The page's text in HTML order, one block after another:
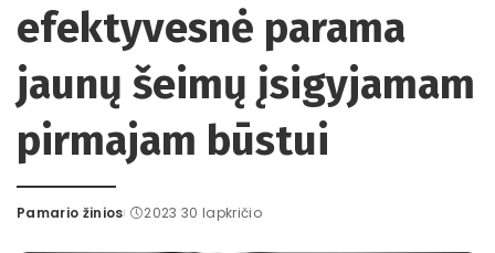
efektyvesnė parama
jaunų šeimų įsigyjamam
pirmajam būstui
Posted
Pamario žinios 2023 30 lapkričio